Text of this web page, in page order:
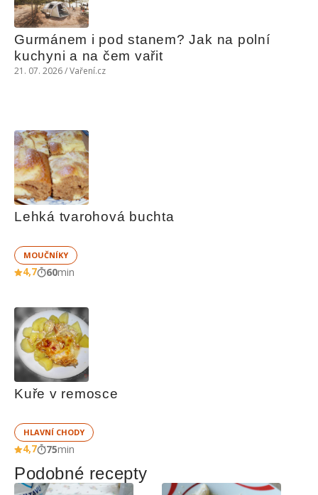
Gurmánem i pod stanem? Jak na polní
kuchyni a na čem vařit
21. 07. 2026 / Vaření.cz
Lehká tvarohová buchta
MOUČNÍKY
4,7 60min
Kuře v remosce
HLAVNÍ CHODY
4,7 75min
Podobné recepty